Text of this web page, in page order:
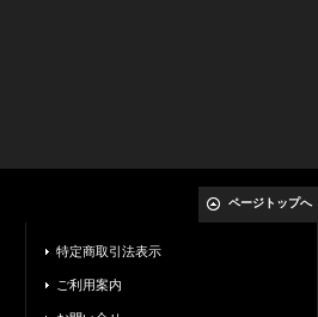
ページトップへ
特定商取引法表示
ご利用案内